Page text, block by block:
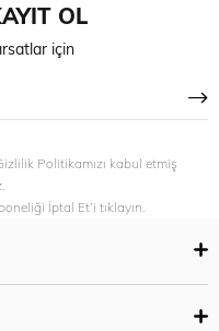
OL
için
Politikamızı kabul etmiş
İptal Et’i tıklayın.